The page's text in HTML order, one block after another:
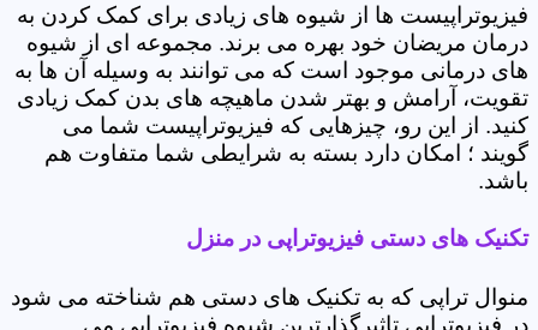
فیزیوتراپیست ها از شیوه های زیادی برای کمک کردن به
درمان مریضان خود بهره می برند. مجموعه ای از شیوه
های درمانی موجود است که می توانند به وسیله آن ها به
تقویت، آرامش و بهتر شدن ماهیچه های بدن کمک زیادی
کنید. از این رو، چیزهایی که فیزیوتراپیست شما می
گویند ؛ امکان دارد بسته به شرایطی شما متفاوت هم
باشد.
تکنیک های دستی فیزیوتراپی در منزل
منوال تراپی که به تکنیک های دستی هم شناخته می شود
در فیزیوتراپی تاثیرگذارترین شیوه فیزیوتراپی می